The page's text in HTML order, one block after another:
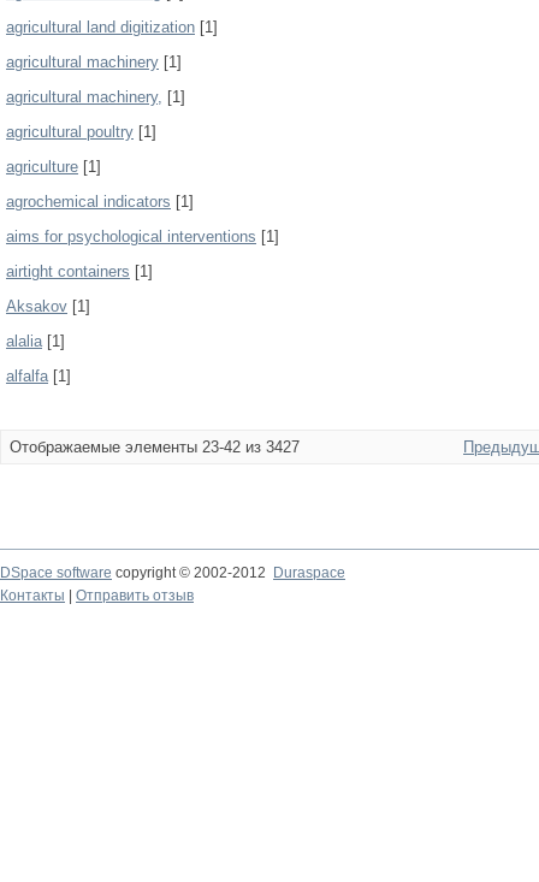
agricultural land digitization [1]
agricultural machinery [1]
agricultural machinery, [1]
agricultural poultry [1]
agriculture [1]
agrochemical indicators [1]
aims for psychological interventions [1]
airtight containers [1]
Aksakov [1]
alalia[1]
alfalfa[1]
Отображаемые элементы 23-42 из 3427
DSpace software copyright © 2002-2012
Duraspace
Контакты
Отправить отзыв